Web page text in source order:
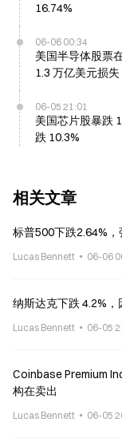
16.74%
06-06 00:34
美国半导体股票
1.3 万亿美元损失
06-05 21:01
美国芯片股暴跌
跌 10.3%
相关文章
标普500下跌2.64%
Lucas Bennett 06-06
纳斯达克下跌 4.2%
Lucas Bennett 06-05
Coinbase Premium
构在卖出
Lucas Bennett 06-05